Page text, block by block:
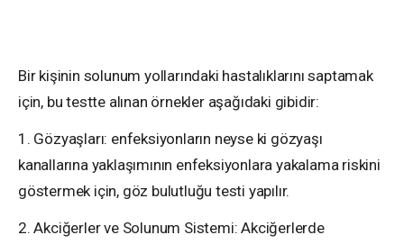
Bir kişinin solunum yollarındaki hastalıklarını saptamak
için, bu testte alınan örnekler aşağıdaki gibidir:
1. Gözyaşları: enfeksiyonların neyse ki gözyaşı
kanallarına yaklaşımının enfeksiyonlara yakalama riskini
göstermek için, göz bulutluğu testi yapılır.
2. Akciğerler ve Solunum Sistemi: Akciğerlerde